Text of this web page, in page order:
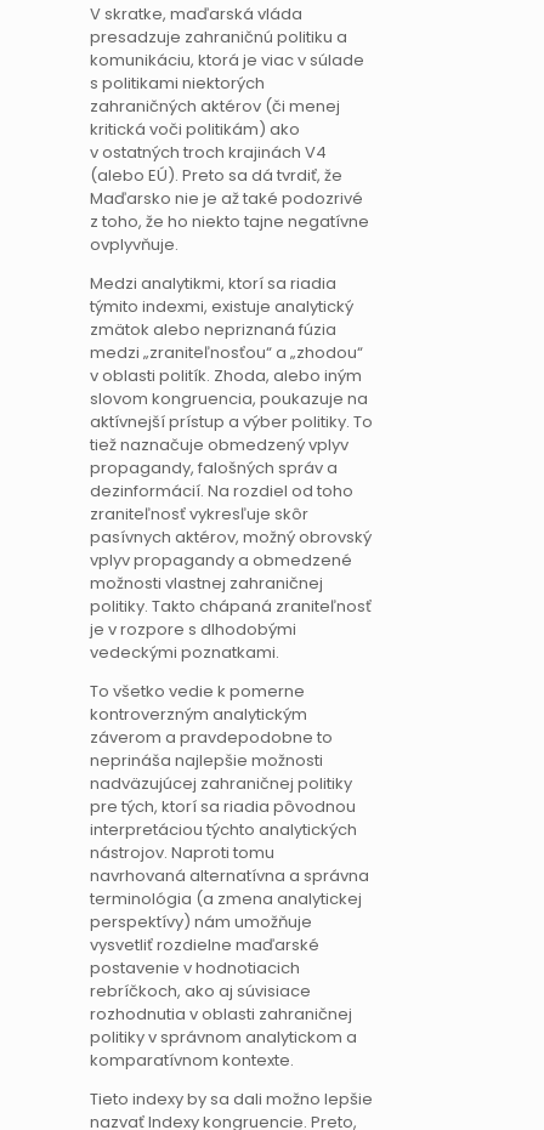
V skratke, maďarská vláda
presadzuje zahraničnú politiku a
komunikáciu, ktorá je viac v súlade
s politikami niektorých
zahraničných aktérov (či menej
kritická voči politikám) ako
v ostatných troch krajinách V4
(alebo EÚ). Preto sa dá tvrdiť, že
Maďarsko nie je až také podozrivé
z toho, že ho niekto tajne negatívne
ovplyvňuje.
Medzi analytikmi, ktorí sa riadia
týmito indexmi, existuje analytický
zmätok alebo nepriznaná fúzia
medzi „zraniteľnosťou“ a „zhodou“
v oblasti politík. Zhoda, alebo iným
slovom kongruencia, poukazuje na
aktívnejší prístup a výber politiky. To
tiež naznačuje obmedzený vplyv
propagandy, falošných správ a
dezinformácií. Na rozdiel od toho
zraniteľnosť vykresľuje skôr
pasívnych aktérov, možný obrovský
vplyv propagandy a obmedzené
možnosti vlastnej zahraničnej
politiky. Takto chápaná zraniteľnosť
je v rozpore s dlhodobými
vedeckými poznatkami.
To všetko vedie k pomerne
kontroverzným analytickým
záverom a pravdepodobne to
neprináša najlepšie možnosti
nadväzujúcej zahraničnej politiky
pre tých, ktorí sa riadia pôvodnou
interpretáciou týchto analytických
nástrojov. Naproti tomu
navrhovaná alternatívna a správna
terminológia (a zmena analytickej
perspektívy) nám umožňuje
vysvetliť rozdielne maďarské
postavenie v hodnotiacich
rebríčkoch, ako aj súvisiace
rozhodnutia v oblasti zahraničnej
politiky v správnom analytickom a
komparatívnom kontexte.
Tieto indexy by sa dali možno lepšie
nazvať Indexy kongruencie. Preto,